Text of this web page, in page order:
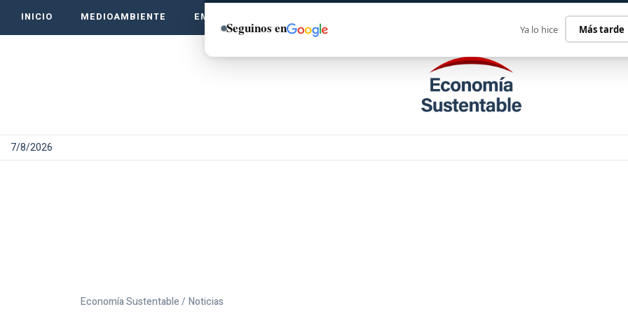
INICIO MEDIOAMBIENTE EMPRENDE VERDE
7/8/2026
Economía Sustentable / Noticias
Seguinos en Ya lo hice Más tarde